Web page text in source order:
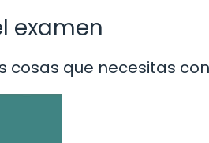
examen
cosas que necesitas